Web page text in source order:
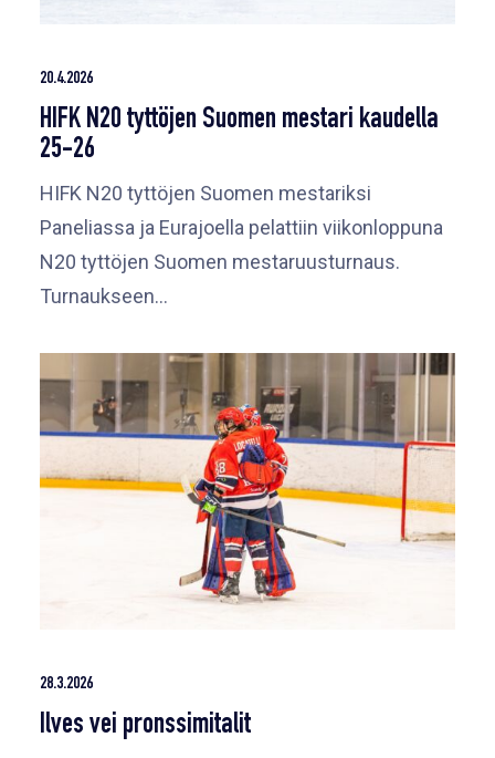
20.4.2026
HIFK N20 tyttöjen Suomen mestari kaudella
25-26
HIFK N20 tyttöjen Suomen mestariksi
Paneliassa ja Eurajoella pelattiin viikonloppuna
N20 tyttöjen Suomen mestaruusturnaus.
Turnaukseen…
28.3.2026
Ilves vei pronssimitalit